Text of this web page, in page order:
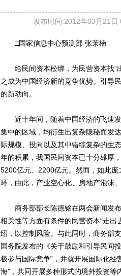
发布时间:2012年03月21日
□国家信息中心预测部 张茉楠
给民间资本松绑，为民营资本找“
之成为中国经济新的竞争优势。引导
的新动向。
近十年间，随着中国经济的飞速发
集中的区域，均衍生出复杂隐秘而发
际规模、投向以及其中错综复杂的生
年的积累，我国民间资本已十分雄厚
5200亿元、2200亿元。然而，如此庞
环，由此，产业空心化、房地产泡沫
商务部部长陈德铭在两会新闻发布
相关性等方面有条件的民营资本“走
绍，以控制风险。与此同时，商务部
国务院发布的《关于鼓励和引导民间
极参与国际竞争”，并就开展国际化经
海”，共同开展多种形式的境外投资等